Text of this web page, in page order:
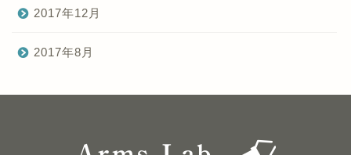
2017年12月
2017年8月